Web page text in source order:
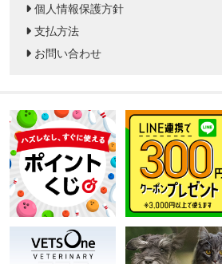
個人情報保護方針
支払方法
お問い合わせ